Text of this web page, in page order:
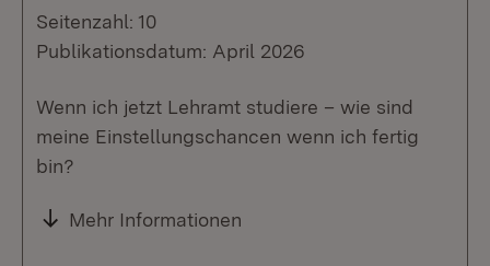
Seitenzahl: 10
Publikationsdatum: April 2026
Wenn ich jetzt Lehramt studiere – wie sind
meine Einstellungschancen wenn ich fertig
bin?
Mehr Informationen